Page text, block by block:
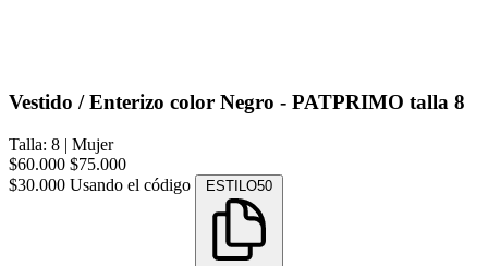
Vestido / Enterizo color Negro - PATPRIMO talla 8
Talla: 8 | Mujer
$60.000 $75.000
$30.000 Usando el código ESTILO50